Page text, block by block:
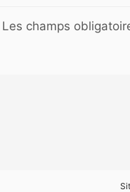
Les champs